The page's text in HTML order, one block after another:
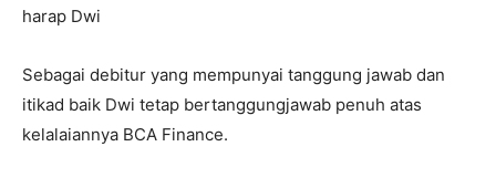
harap Dwi
Sebagai debitur yang mempunyai tanggung jawab dan
itikad baik Dwi tetap bertanggungjawab penuh atas
kelalaiannya BCA Finance.